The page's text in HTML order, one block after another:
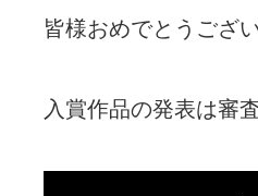
皆様おめでとうござ
入賞作品の発表は審